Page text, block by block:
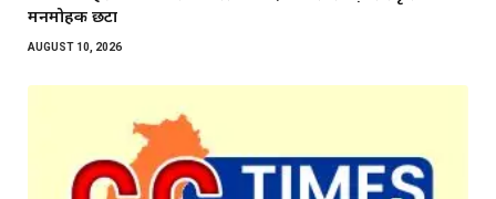
मनमोहक छटा
AUGUST 10, 2026